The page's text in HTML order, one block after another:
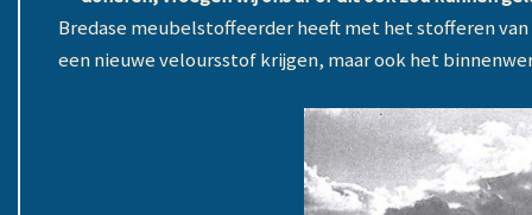
Bredase meubelstoffeerder heeft met het stofferen
een nieuwe veloursstof krijgen, maar ook het